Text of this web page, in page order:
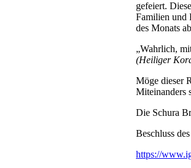
gefeiert.
Familien und
des Monats
„Wahrlich,
(Heiliger
Möge dieser
Miteinanders
Die Schura
Beschluss
https://